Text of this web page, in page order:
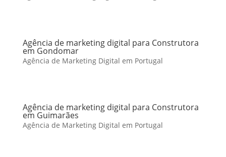
Agência de marketing digital para Construtora
em Gondomar
Agência de Marketing Digital em Portugal
Agência de marketing digital para Construtora
em Guimarães
Agência de Marketing Digital em Portugal